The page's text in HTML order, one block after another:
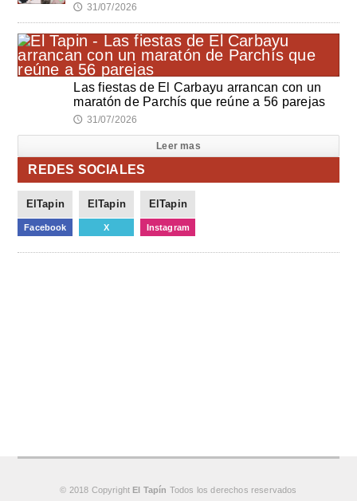
🕔 31/07/2026
Las fiestas de El Carbayu arrancan con un
maratón de Parchís que reúne a 56 parejas
🕔 31/07/2026
Leer mas
REDES SOCIALES
ElTapin
Facebook
ElTapin
X
ElTapin
Instagram
© 2018 Copyright El Tapín Todos los derechos reservados